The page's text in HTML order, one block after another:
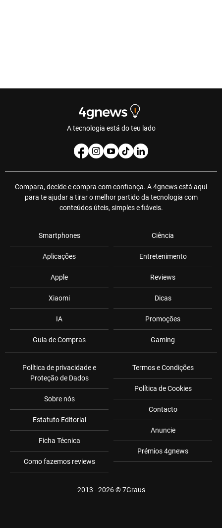
A tecnologia está do teu lado
Compara, decide e compra com confiança. A 4gnews está aqui
para te ajudar a tirar o melhor partido da tecnologia com
conteúdos úteis, simples e fiáveis.
Smartphones
Aplicações
Apple
Xiaomi
IA
Guia de Compras
Ciência
Entretenimento
Reviews
Dicas
Promoções
Gaming
Política de privacidade e
Proteção de Dados
Sobre nós
Estatuto Editorial
Ficha Técnica
Como fazemos reviews
Termos e Condições
Política de Cookies
Contacto
Anuncie
Prémios 4gnews
2013 - 2026 ©7Graus